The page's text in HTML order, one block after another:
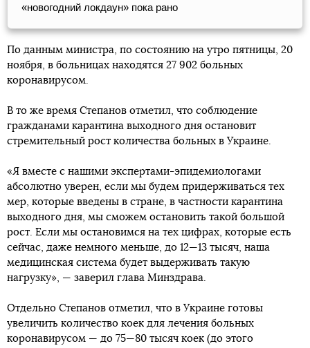
«новогодний локдаун» пока рано
По данным министра, по состоянию на утро пятницы, 20
ноября, в больницах находятся 27 902 больных
коронавирусом.
В то же время Степанов отметил, что соблюдение
гражданами карантина выходного дня остановит
стремительный рост количества больных в Украине.
«Я вместе с нашими экспертами-эпидемиологами
абсолютно уверен, если мы будем придерживаться тех
мер, которые введены в стране, в частности карантина
выходного дня, мы сможем остановить такой большой
рост. Если мы остановимся на тех цифрах, которые есть
сейчас, даже немного меньше, до 12—13 тысяч, наша
медицинская система будет выдерживать такую
нагрузку», — заверил глава Минздрава.
Отдельно Степанов отметил, что в Украине готовы
увеличить количество коек для лечения больных
коронавирусом — до 75—80 тысяч коек (до этого